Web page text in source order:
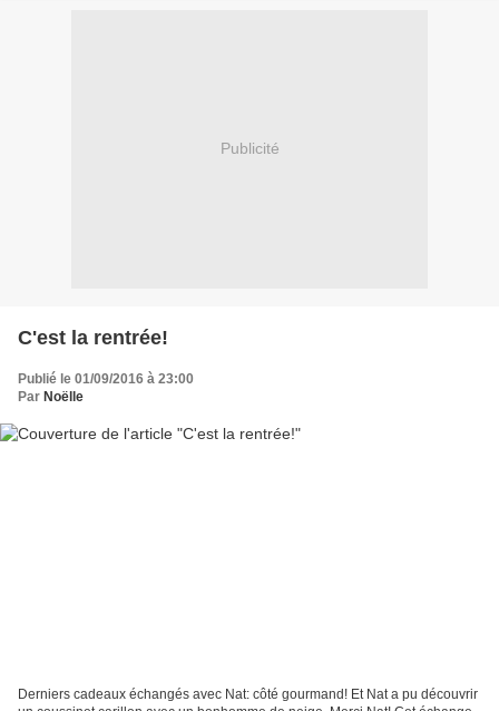
Publicité
C'est la rentrée!
Publié le 01/09/2016 à 23:00
Par Noëlle
Derniers cadeaux échangés avec Nat: côté gourmand! Et Nat a pu découvrir